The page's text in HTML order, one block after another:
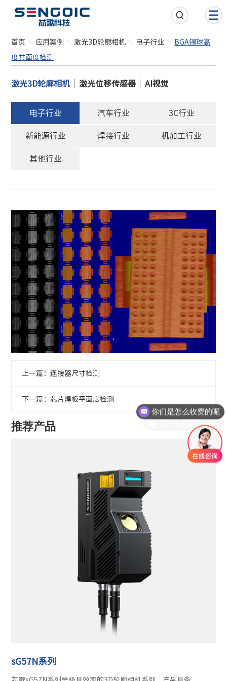
首页 应用案例 激光3D轮廓相机 电子行业 BGA锡球高
度共面度检测
激光3D轮廓相机 激光位移传感器 AI视觉
电子行业 汽车行业 3C行业
新能源行业 焊接行业 机加工行业
其他行业
上一篇：连接器尺寸检测
下一篇：芯片焊板平面度检测
推荐产品
sG57N系列
你们是怎么收费的呢
现在有优惠活动吗